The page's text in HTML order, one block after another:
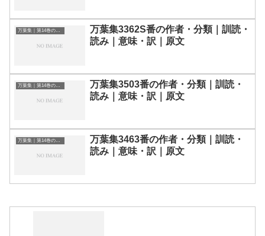
万葉集｜第14巻の和歌一覧
万葉集3362S番の作者・分類｜訓読・
読み｜意味・訳｜原文
万葉集｜第14巻の和歌一覧
万葉集3503番の作者・分類｜訓読・
読み｜意味・訳｜原文
万葉集｜第14巻の和歌一覧
万葉集3463番の作者・分類｜訓読・
読み｜意味・訳｜原文